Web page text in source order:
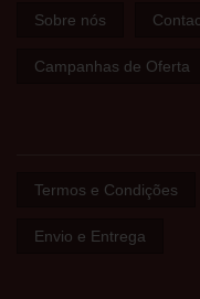
Sobre nós
Campanhas de Oferta
Termos e Condições
Envio e Entrega